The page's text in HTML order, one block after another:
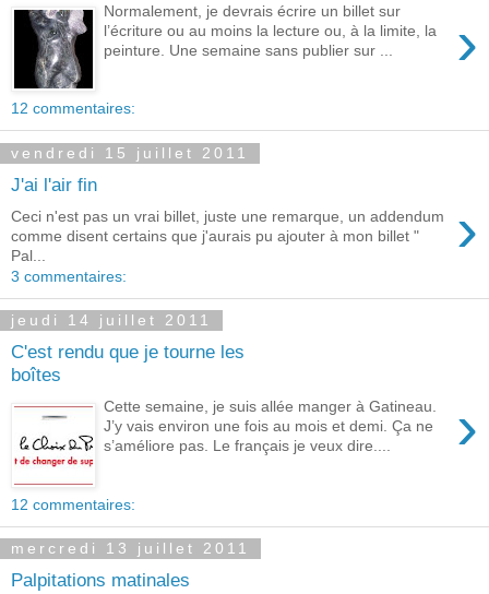
›
Normalement, je devrais écrire un billet sur
l’écriture ou au moins la lecture ou, à la limite, la
peinture. Une semaine sans publier sur ...
12 commentaires:
vendredi 15 juillet 2011
J'ai l'air fin
›
Ceci n'est pas un vrai billet, juste une remarque, un addendum
comme disent certains que j'aurais pu ajouter à mon billet "
Pal...
3 commentaires:
jeudi 14 juillet 2011
C'est rendu que je tourne les
boîtes
›
Cette semaine, je suis allée manger à Gatineau.
J’y vais environ une fois au mois et demi. Ça ne
s’améliore pas. Le français je veux dire....
12 commentaires:
mercredi 13 juillet 2011
Palpitations matinales